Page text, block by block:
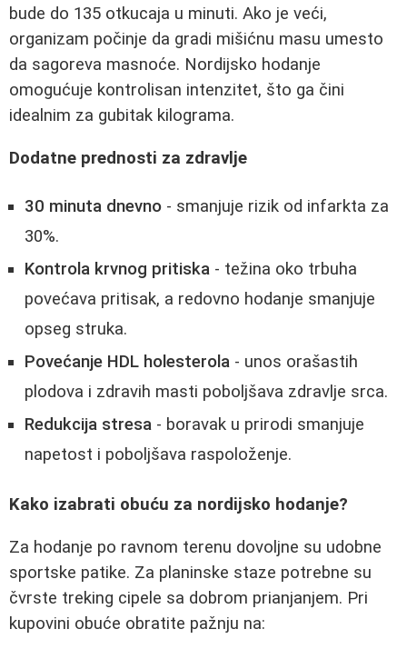
bude do 135 otkucaja u minuti. Ako je veći,
organizam počinje da gradi mišićnu masu umesto
da sagoreva masnoće. Nordijsko hodanje
omogućuje kontrolisan intenzitet, što ga čini
idealnim za gubitak kilograma.
Dodatne prednosti za zdravlje
30 minuta dnevno - smanjuje rizik od infarkta za
30%.
Kontrola krvnog pritiska - težina oko trbuha
povećava pritisak, a redovno hodanje smanjuje
opseg struka.
Povećanje HDL holesterola - unos orašastih
plodova i zdravih masti poboljšava zdravlje srca.
Redukcija stresa - boravak u prirodi smanjuje
napetost i poboljšava raspoloženje.
Kako izabrati obuću za nordijsko hodanje?
Za hodanje po ravnom terenu dovoljne su udobne
sportske patike. Za planinske staze potrebne su
čvrste treking cipele sa dobrom prianjanjem. Pri
kupovini obuće obratite pažnju na: